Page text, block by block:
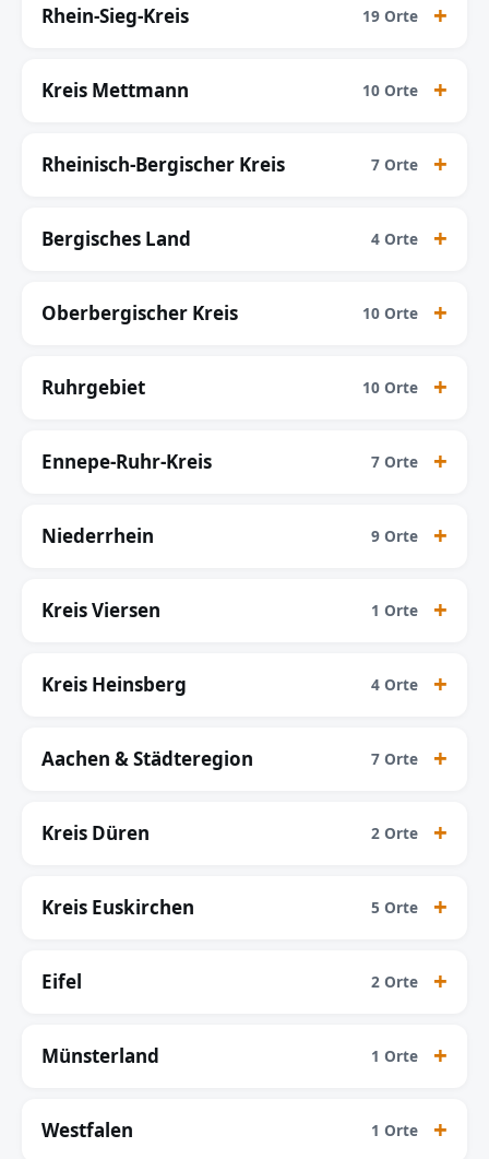
Rhein-Sieg-Kreis 19 Orte
Kreis Mettmann 10 Orte
Rheinisch-Bergischer Kreis 7 Orte
Bergisches Land 4 Orte
Oberbergischer Kreis 10 Orte
Ruhrgebiet 10 Orte
Ennepe-Ruhr-Kreis 7 Orte
Niederrhein 9 Orte
Kreis Viersen 1 Orte
Kreis Heinsberg 4 Orte
Aachen & Städteregion 7 Orte
Kreis Düren 2 Orte
Kreis Euskirchen 5 Orte
Eifel 2 Orte
Münsterland 1 Orte
Westfalen 1 Orte